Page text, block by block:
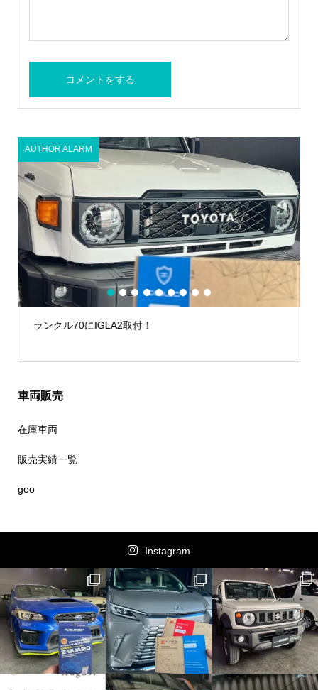
ランクル70にIGLA2取付！
AUTHOR ALARM
1 2 3 4 5 6 7 8 9
車両販売
在庫車両
販売実績一覧
goo
Instagram